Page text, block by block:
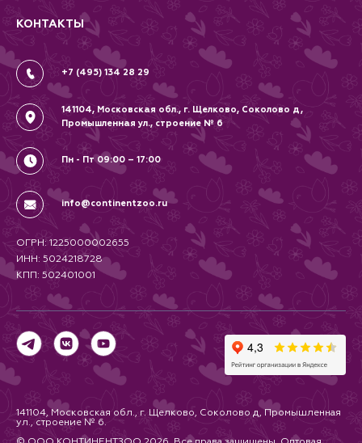
Вопрос-Ответ
Гарантии и возврат
Вакансии
Политика
Соглашение
КОНТАКТЫ
+7 (495) 134 28 29
141104, Московская обл., г. Щелково, Соколово д,
Промышленная ул., строение № 6
Пн - Пт 09:00 – 17:00
info@continentzoo.ru
ОГРН: 1225000002655
ИНН: 5024218728
КПП: 502401001
141104, Московская обл., г. Щелково, Соколово д, Промышленная
ул., строение № 6.